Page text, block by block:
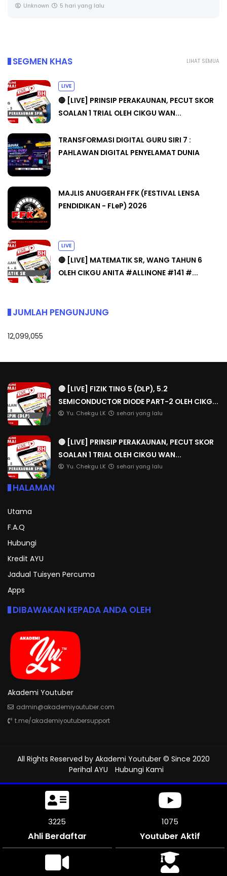
Unknown 6 hari yang lalu
LIHAT SEMUA
SEGMEN KHAS
LIVE
🔴 [LIVE] PRINSIP PERAKAUNAN, PECUT SKOR
SOALAN 1 TRIAL OLEH CIKGU WAN...
TRANSFORMASI DIGITAL GURU SIRI 7 :
PAHLAWAN DIGITAL PENYELAMAT DUNIA
MAJLIS ANUGERAH FFK (FESTIVAL LENSA
PENDIDIKAN - FLeP) 2026
LIVE
🔴 [LIVE] MATEMATIK SR, WANG TAHUN 6
OLEH CIKGU ANITA #ALLINONE #141 #...
JUMLAH PENGUNJUNG
12,099,055
🔴 [LIVE] FIZIK TING 5 (DLP), 5.2
SEMICONDUCTOR DIODE PART-2 OLEH CIKG...
Yu. Chekgu LK sehari yang lalu
🔴 [LIVE] PRINSIP PERAKAUNAN, PECUT SKOR
SOALAN 1 TRIAL OLEH CIKGU WAN...
Yu. Chekgu LK sehari yang lalu
HALAMAN
Utama
F.A.Q
Hubungi
Kredit AYU
Jadual Tuisyen Percuma
Apps
DIBAWAKAN KEPADA ANDA OLEH
Akademi Youtuber
admin@akademiyoutuber.com
t.me/akademiyoutubersupport
All Rights Reserved by Akademi Youtuber © Since 2020
Perihal AYU
Hubungi Kami
3534
Ahli Berdaftar
1178
Youtuber Aktif